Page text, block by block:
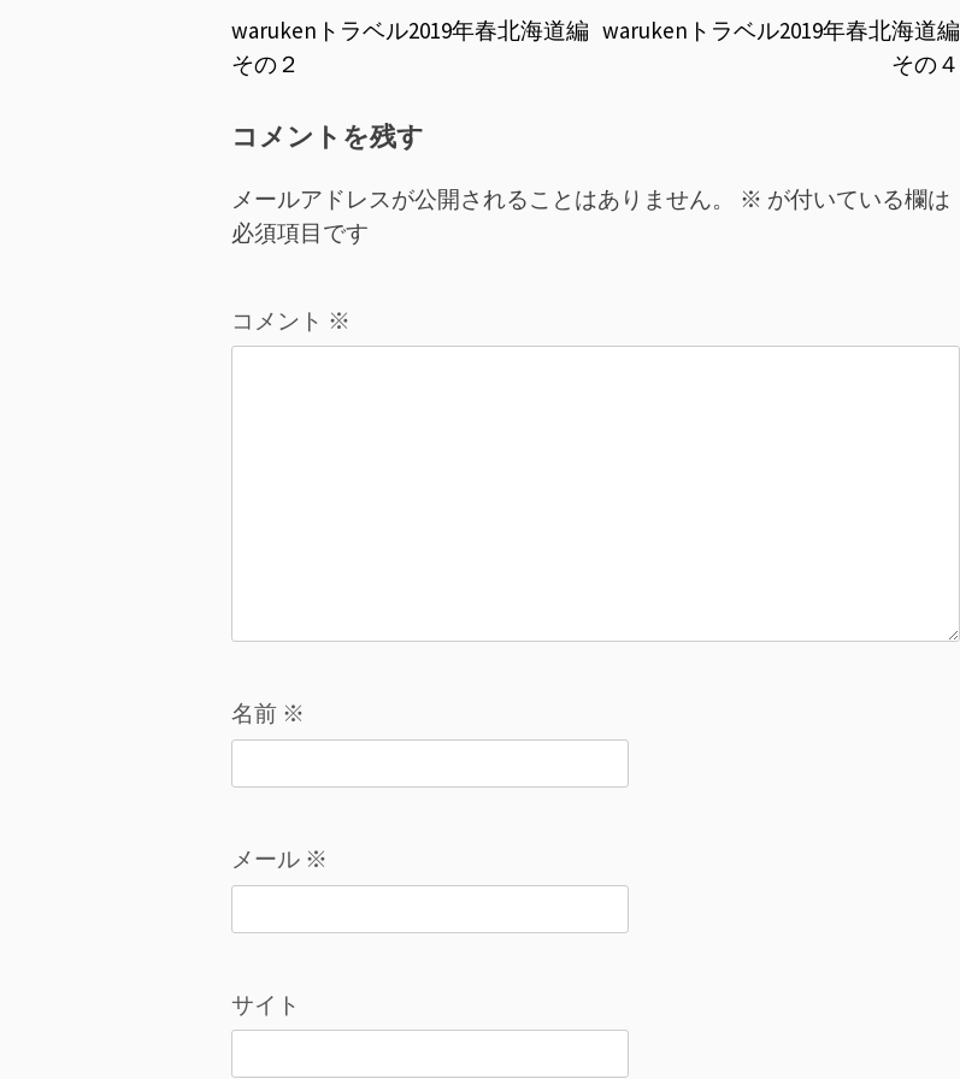
投
稿
ナ
ビ
ゲ
シ
warukenトラベル2019年春北海道編
その２
warukenトラベル2019年春北海道編
その４
コメントを残す
メールアドレスが公開されることはありません。 ※ が付いている欄は
必須項目です
コメント ※
名前 ※
メール ※
サイト